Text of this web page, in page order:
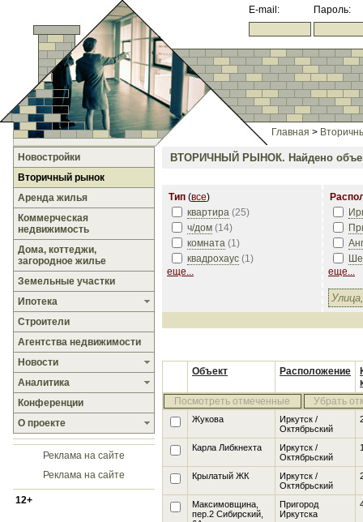
E-mail: Пароль:
Главная >
Новостройки
Вторичный рынок
Аренда жилья
Коммерческая
недвижимость
Дома, коттеджи,
загородное жилье
Земельные участки
Ипотека
Строители
Агентства недвижимости
Новости
Аналитика
Конференции
О проекте
Реклама на сайте
Реклама на сайте
12+
ВТОРИЧНЫЙ РЫНОК. Найдено
Тип (все)
квартира (25)
ч/дом (14)
комната (1)
квадрохаус (1)
еще...
еще...
Объект Расположение
Посмотреть отмеченные
Убрать
Жукова
Иркутск /
Октябрьский
Карла Либкнехта
Иркутск /
Октябрьский
Крылатый ЖК
Иркутск /
Октябрьский
Максимовщина,
пер.2 Сибирский,
Пригород
Иркутска